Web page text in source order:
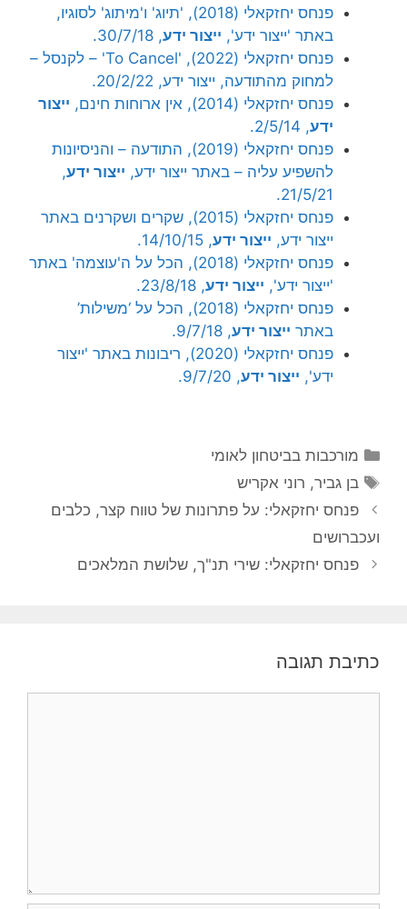
פנחס יחזקאלי (2018), 'תיוג' ו'מיתוג' לסוגיו,
באתר 'ייצור ידע', ייצור ידע, 30/7/18.
פנחס יחזקאלי (2022), 'To Cancel' – לקנסל –
למחוק מהתודעה, ייצור ידע, 20/2/22.
פנחס יחזקאלי (2014), אין ארוחות חינם,
ייצור
ידע, 2/5/14.
פנחס יחזקאלי (2019), התודעה – והניסיונות
להשפיע עליה – באתר ייצור ידע, ייצור ידע,
21/5/21.
פנחס יחזקאלי (2015), שקרים ושקרנים באתר
ייצור ידע, ייצור ידע, 14/10/15.
פנחס יחזקאלי (2018), הכל על ה'עוצמה' באתר
'ייצור ידע', ייצור ידע, 23/8/18.
פנחס יחזקאלי (2018), הכל על ‘משילות’
באתר ייצור ידע, 9/7/18.
פנחס יחזקאלי (2020), ריבונות באתר 'ייצור
ידע', ייצור ידע, 9/7/20.
קטגוריות
מורכבות בביטחון לאומי
תגיות
בן גביר, רוני אקריש
פנחס יחזקאלי: על פתרונות של טווח קצר, כלבים
ועכברושים
פנחס יחזקאלי: שירי תנ"ך, שלושת המלאכים
כתיבת תגובה